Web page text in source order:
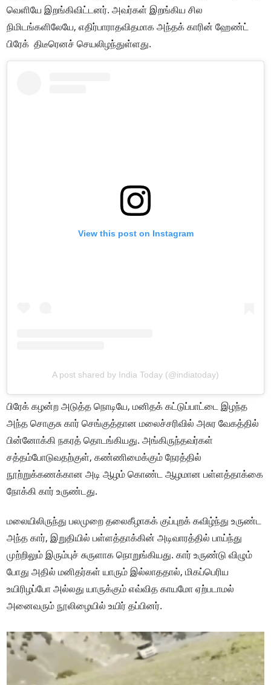
வெளியே இறங்கிவிட்டனர். அவர்கள் இறங்கிய சில
நிமிடங்களிலேயே, எதிர்பாராதவிதமாக அந்தக் காரின் ஹேண்ட்
பிரேக் திடீரெனச் செயலிழந்துள்ளது.
View this post on Instagram
A post shared by India Today (@indiatoday)
பிரேக் கழன்ற அடுத்த நொடியே, மனிதக் கட்டுப்பாட்டை இழந்த
அந்த சொகுசு கார் செங்குத்தான மலைச்சரிவில் அசுர வேகத்தில்
பின்னோக்கி நகரத் தொடங்கியது. அங்கிருந்தவர்கள்
சத்தம்போடுவதற்குள், கண்ணிமைக்கும் நேரத்தில்
நூற்றுக்கணக்கான அடி ஆழம் கொண்ட ஆழமான பள்ளத்தாக்கை
நோக்கி கார் உருண்டது.
மலையிலிருந்து பலமுறை தலைகீழாகக் குப்புறக் கவிழ்ந்து உருண்ட
அந்த கார், இறுதியில் பள்ளத்தாக்கின் அடிவாரத்தில் பாய்ந்து
முற்றிலும் இரும்புச் சுருளாக நொறுங்கியது. கார் உருண்டு விழும்
போது அதில் மனிதர்கள் யாரும் இல்லாததால், மிகப்பெரிய
உயிரிழப்போ அல்லது யாருக்கும் எவ்வித காயமோ ஏற்படாமல்
அனைவரும் நூலிழையில் உயிர் தப்பினர்.